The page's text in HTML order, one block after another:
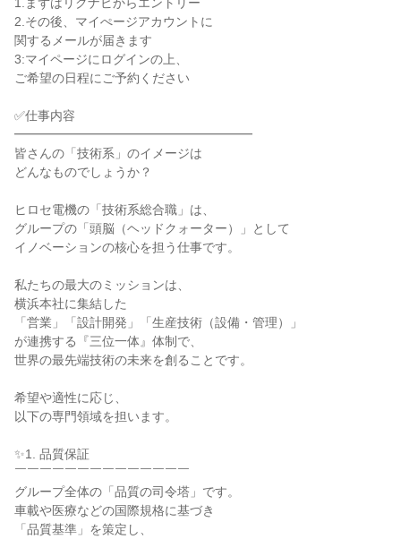
2.その後、マイぺージアカウントに
関するメールが届きます
3:マイページにログインの上、
ご希望の日程にご予約ください
✅仕事内容
━━━━━━━━━━━━━━━━━━━
皆さんの「技術系」のイメージは
どんなものでしょうか？
ヒロセ電機の「技術系総合職」は、
グループの「頭脳（ヘッドクォーター）」として
イノベーションの核心を担う仕事です。
私たちの最大のミッションは、
横浜本社に集結した
「営業」「設計開発」「生産技術（設備・管理）」
が連携する『三位一体』体制で、
世界の最先端技術の未来を創ることです。
希望や適性に応じ、
以下の専門領域を担います。
✨1. 品質保証
￣￣￣￣￣￣￣￣￣￣￣￣￣￣
グループ全体の「品質の司令塔」です。
車載や医療などの国際規格に基づき
「品質基準」を策定し、